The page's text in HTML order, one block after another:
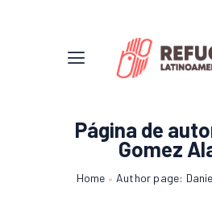
Página de
Gomez
Home Author page: